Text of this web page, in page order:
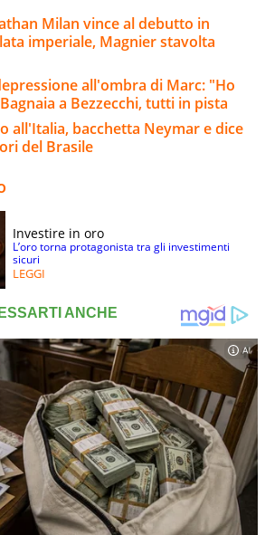
Milan vince al debutto in
imperiale, Magnier stavolta
all'ombra di Marc: "Ho
a Bezzecchi, tutti in pista
all'Italia, bacchetta Neymar e dice
del Brasile
Investire in oro
L’oro torna protagonista tra gli investimenti
sicuri
LEGGI